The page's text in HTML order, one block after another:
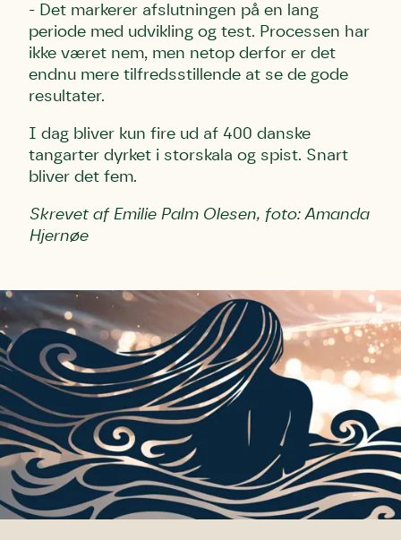
- Det markerer afslutningen på en lang
periode med udvikling og test. Processen har
ikke været nem, men netop derfor er det
endnu mere tilfredsstillende at se de gode
resultater.
I dag bliver kun fire ud af 400 danske
tangarter dyrket i storskala og spist. Snart
bliver det fem.
Skrevet af Emilie Palm Olesen, foto: Amanda
Hjernøe